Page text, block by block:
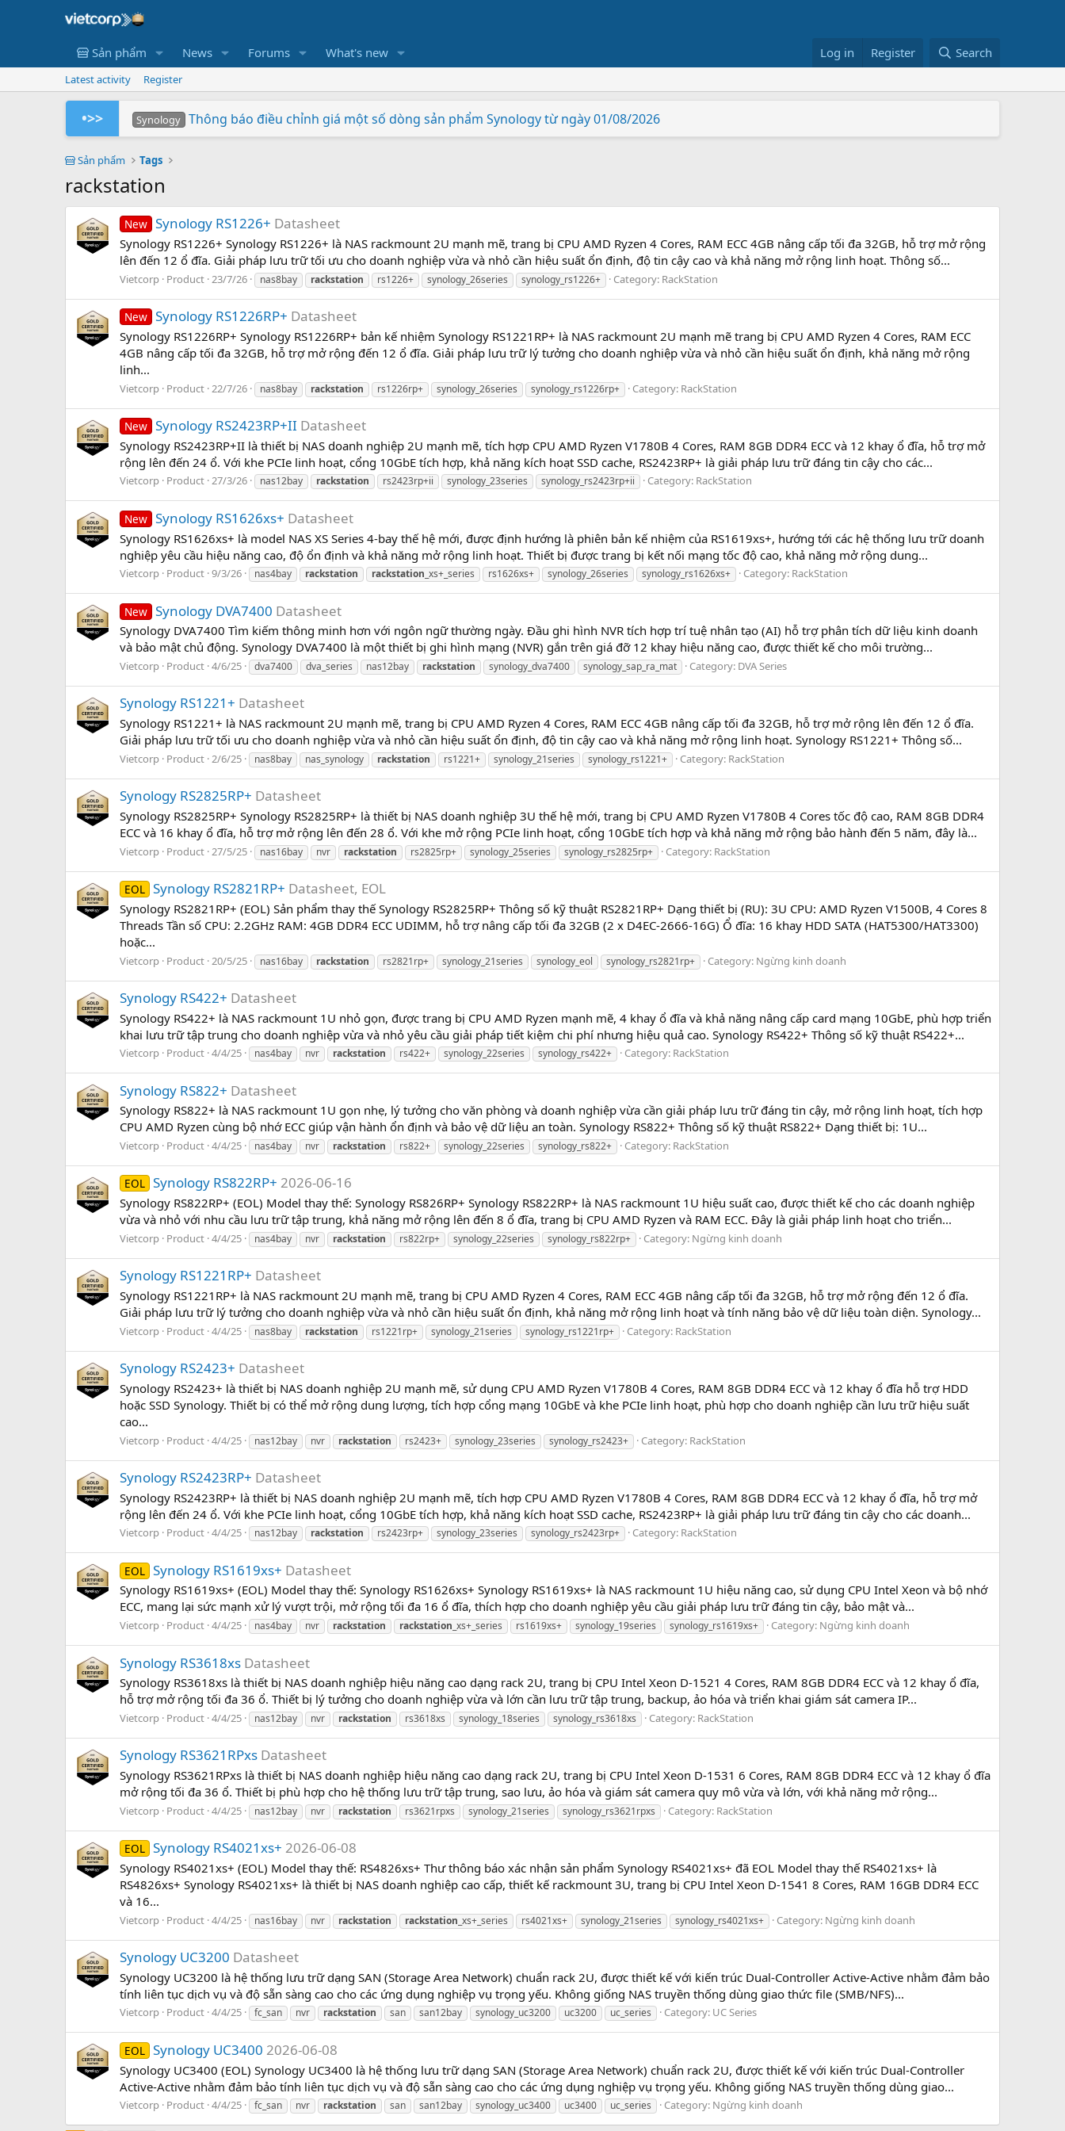
Sản phẩm News Forums What's new Log in Register Search
Latest activity Register
•>>
Tuần Lễ 0 Đồng Lợi Nhuận
Synology Thông báo điều chỉnh giá một số dòng sản phẩm Synology từ ngày 01/08/2026
Synology
Synology
Vietcorp
Vietcorp
Sản phẩm Tags
rackstation
New Synology RS1226+ Datasheet
Synology RS1226+ Synology RS1226+ là NAS rackmount 2U mạnh mẽ, trang bị CPU AMD Ryzen 4 Cores, RAM ECC 4GB nâng cấp tối đa 32GB, hỗ trợ mở rộng
lên đến 12 ổ đĩa. Giải pháp lưu trữ tối ưu cho doanh nghiệp vừa và nhỏ cần hiệu suất ổn định, độ tin cậy cao và khả năng mở rộng linh hoạt. Thông số...
Vietcorp Product 23/7/26 nas8bay rackstation rs1226+ synology_26series synology_rs1226+ Category: RackStation
New Synology RS1226RP+ Datasheet
Synology RS1226RP+ Synology RS1226RP+ bản kế nhiệm Synology RS1221RP+ là NAS rackmount 2U mạnh mẽ trang bị CPU AMD Ryzen 4 Cores, RAM ECC
4GB nâng cấp tối đa 32GB, hỗ trợ mở rộng đến 12 ổ đĩa. Giải pháp lưu trữ lý tưởng cho doanh nghiệp vừa và nhỏ cần hiệu suất ổn định, khả năng mở rộng
linh...
Vietcorp Product 22/7/26 nas8bay rackstation rs1226rp+ synology_26series synology_rs1226rp+ Category: RackStation
New Synology RS2423RP+II Datasheet
Synology RS2423RP+II là thiết bị NAS doanh nghiệp 2U mạnh mẽ, tích hợp CPU AMD Ryzen V1780B 4 Cores, RAM 8GB DDR4 ECC và 12 khay ổ đĩa, hỗ trợ mở
rộng lên đến 24 ổ. Với khe PCIe linh hoạt, cổng 10GbE tích hợp, khả năng kích hoạt SSD cache, RS2423RP+ là giải pháp lưu trữ đáng tin cậy cho các...
Vietcorp Product 27/3/26 nas12bay rackstation rs2423rp+ii synology_23series synology_rs2423rp+ii Category: RackStation
New Synology RS1626xs+ Datasheet
Synology RS1626xs+ là model NAS XS Series 4-bay thế hệ mới, được định hướng là phiên bản kế nhiệm của RS1619xs+, hướng tới các hệ thống lưu trữ doanh
nghiệp yêu cầu hiệu năng cao, độ ổn định và khả năng mở rộng linh hoạt. Thiết bị được trang bị kết nối mạng tốc độ cao, khả năng mở rộng dung...
Vietcorp Product 9/3/26 nas4bay rackstation rackstation _xs+_series rs1626xs+ synology_26series synology_rs1626xs+ Category: RackStation
New Synology DVA7400 Datasheet
Synology DVA7400 Tìm kiếm thông minh hơn với ngôn ngữ thường ngày. Đầu ghi hình NVR tích hợp trí tuệ nhân tạo (AI) hỗ trợ phân tích dữ liệu kinh doanh
và bảo mật chủ động. Synology DVA7400 là một thiết bị ghi hình mạng (NVR) gắn trên giá đỡ 12 khay hiệu năng cao, được thiết kế cho môi trường...
Vietcorp Product 4/6/25 dva7400 dva_series nas12bay rackstation synology_dva7400 synology_sap_ra_mat Category: DVA Series
Synology RS1221+ Datasheet
Synology RS1221+ là NAS rackmount 2U mạnh mẽ, trang bị CPU AMD Ryzen 4 Cores, RAM ECC 4GB nâng cấp tối đa 32GB, hỗ trợ mở rộng lên đến 12 ổ đĩa.
Giải pháp lưu trữ tối ưu cho doanh nghiệp vừa và nhỏ cần hiệu suất ổn định, độ tin cậy cao và khả năng mở rộng linh hoạt. Synology RS1221+ Thông số...
Vietcorp Product 2/6/25 nas8bay nas_synology rackstation rs1221+ synology_21series synology_rs1221+ Category: RackStation
Synology RS2825RP+ Datasheet
Synology RS2825RP+ Synology RS2825RP+ là thiết bị NAS doanh nghiệp 3U thế hệ mới, trang bị CPU AMD Ryzen V1780B 4 Cores tốc độ cao, RAM 8GB DDR4
ECC và 16 khay ổ đĩa, hỗ trợ mở rộng lên đến 28 ổ. Với khe mở rộng PCIe linh hoạt, cổng 10GbE tích hợp và khả năng mở rộng bảo hành đến 5 năm, đây là...
Vietcorp Product 27/5/25 nas16bay nvr rackstation rs2825rp+ synology_25series synology_rs2825rp+ Category: RackStation
EOL Synology RS2821RP+ Datasheet, EOL
Synology RS2821RP+ (EOL) Sản phẩm thay thế Synology RS2825RP+ Thông số kỹ thuật RS2821RP+ Dạng thiết bị (RU): 3U CPU: AMD Ryzen V1500B, 4 Cores 8
Threads Tần số CPU: 2.2GHz RAM: 4GB DDR4 ECC UDIMM, hỗ trợ nâng cấp tối đa 32GB (2 x D4EC-2666-16G) Ổ đĩa: 16 khay HDD SATA (HAT5300/HAT3300)
hoặc...
Vietcorp Product 20/5/25 nas16bay rackstation rs2821rp+ synology_21series synology_eol synology_rs2821rp+ Category: Ngừng kinh doanh
Synology RS422+ Datasheet
Synology RS422+ là NAS rackmount 1U nhỏ gọn, được trang bị CPU AMD Ryzen mạnh mẽ, 4 khay ổ đĩa và khả năng nâng cấp card mạng 10GbE, phù hợp triển
khai lưu trữ tập trung cho doanh nghiệp vừa và nhỏ yêu cầu giải pháp tiết kiệm chi phí nhưng hiệu quả cao. Synology RS422+ Thông số kỹ thuật RS422+...
Vietcorp Product 4/4/25 nas4bay nvr rackstation rs422+ synology_22series synology_rs422+ Category: RackStation
Synology RS822+ Datasheet
Synology RS822+ là NAS rackmount 1U gọn nhẹ, lý tưởng cho văn phòng và doanh nghiệp vừa cần giải pháp lưu trữ đáng tin cậy, mở rộng linh hoạt, tích hợp
CPU AMD Ryzen cùng bộ nhớ ECC giúp vận hành ổn định và bảo vệ dữ liệu an toàn. Synology RS822+ Thông số kỹ thuật RS822+ Dạng thiết bị: 1U...
Vietcorp Product 4/4/25 nas4bay nvr rackstation rs822+ synology_22series synology_rs822+ Category: RackStation
EOL Synology RS822RP+ 2026-06-16
Synology RS822RP+ (EOL) Model thay thế: Synology RS826RP+ Synology RS822RP+ là NAS rackmount 1U hiệu suất cao, được thiết kế cho các doanh nghiệp
vừa và nhỏ với nhu cầu lưu trữ tập trung, khả năng mở rộng lên đến 8 ổ đĩa, trang bị CPU AMD Ryzen và RAM ECC. Đây là giải pháp linh hoạt cho triển...
Vietcorp Product 4/4/25 nas4bay nvr rackstation rs822rp+ synology_22series synology_rs822rp+ Category: Ngừng kinh doanh
Synology RS1221RP+ Datasheet
Synology RS1221RP+ là NAS rackmount 2U mạnh mẽ, trang bị CPU AMD Ryzen 4 Cores, RAM ECC 4GB nâng cấp tối đa 32GB, hỗ trợ mở rộng đến 12 ổ đĩa.
Giải pháp lưu trữ lý tưởng cho doanh nghiệp vừa và nhỏ cần hiệu suất ổn định, khả năng mở rộng linh hoạt và tính năng bảo vệ dữ liệu toàn diện. Synology...
Vietcorp Product 4/4/25 nas8bay rackstation rs1221rp+ synology_21series synology_rs1221rp+ Category: RackStation
Synology RS2423+ Datasheet
Synology RS2423+ là thiết bị NAS doanh nghiệp 2U mạnh mẽ, sử dụng CPU AMD Ryzen V1780B 4 Cores, RAM 8GB DDR4 ECC và 12 khay ổ đĩa hỗ trợ HDD
hoặc SSD Synology. Thiết bị có thể mở rộng dung lượng, tích hợp cổng mạng 10GbE và khe PCIe linh hoạt, phù hợp cho doanh nghiệp cần lưu trữ hiệu suất
cao...
Vietcorp Product 4/4/25 nas12bay nvr rackstation rs2423+ synology_23series synology_rs2423+ Category: RackStation
Synology RS2423RP+ Datasheet
Synology RS2423RP+ là thiết bị NAS doanh nghiệp 2U mạnh mẽ, tích hợp CPU AMD Ryzen V1780B 4 Cores, RAM 8GB DDR4 ECC và 12 khay ổ đĩa, hỗ trợ mở
rộng lên đến 24 ổ. Với khe PCIe linh hoạt, cổng 10GbE tích hợp, khả năng kích hoạt SSD cache, RS2423RP+ là giải pháp lưu trữ đáng tin cậy cho các doanh...
Vietcorp Product 4/4/25 nas12bay rackstation rs2423rp+ synology_23series synology_rs2423rp+ Category: RackStation
EOL Synology RS1619xs+ Datasheet
Synology RS1619xs+ (EOL) Model thay thế: Synology RS1626xs+ Synology RS1619xs+ là NAS rackmount 1U hiệu năng cao, sử dụng CPU Intel Xeon và bộ nhớ
ECC, mang lại sức mạnh xử lý vượt trội, mở rộng tối đa 16 ổ đĩa, thích hợp cho doanh nghiệp yêu cầu giải pháp lưu trữ đáng tin cậy, bảo mật và...
Vietcorp Product 4/4/25 nas4bay nvr rackstation rackstation _xs+_series rs1619xs+ synology_19series synology_rs1619xs+ Category: Ngừng kinh doanh
Synology RS3618xs Datasheet
Synology RS3618xs là thiết bị NAS doanh nghiệp hiệu năng cao dạng rack 2U, trang bị CPU Intel Xeon D-1521 4 Cores, RAM 8GB DDR4 ECC và 12 khay ổ đĩa,
hỗ trợ mở rộng tối đa 36 ổ. Thiết bị lý tưởng cho doanh nghiệp vừa và lớn cần lưu trữ tập trung, backup, ảo hóa và triển khai giám sát camera IP...
Vietcorp Product 4/4/25 nas12bay nvr rackstation rs3618xs synology_18series synology_rs3618xs Category: RackStation
Synology RS3621RPxs Datasheet
Synology RS3621RPxs là thiết bị NAS doanh nghiệp hiệu năng cao dạng rack 2U, trang bị CPU Intel Xeon D-1531 6 Cores, RAM 8GB DDR4 ECC và 12 khay ổ đĩa
mở rộng tối đa 36 ổ. Thiết bị phù hợp cho hệ thống lưu trữ tập trung, sao lưu, ảo hóa và giám sát camera quy mô vừa và lớn, với khả năng mở rộng...
Vietcorp Product 4/4/25 nas12bay nvr rackstation rs3621rpxs synology_21series synology_rs3621rpxs Category: RackStation
EOL Synology RS4021xs+ 2026-06-08
Synology RS4021xs+ (EOL) Model thay thế: RS4826xs+ Thư thông báo xác nhận sản phẩm Synology RS4021xs+ đã EOL Model thay thế RS4021xs+ là
RS4826xs+ Synology RS4021xs+ là thiết bị NAS doanh nghiệp cao cấp, thiết kế rackmount 3U, trang bị CPU Intel Xeon D-1541 8 Cores, RAM 16GB DDR4 ECC
và 16...
Vietcorp Product 4/4/25 nas16bay nvr rackstation rackstation _xs+_series rs4021xs+ synology_21series synology_rs4021xs+ Category: Ngừng kinh doanh
Synology UC3200 Datasheet
Synology UC3200 là hệ thống lưu trữ dạng SAN (Storage Area Network) chuẩn rack 2U, được thiết kế với kiến trúc Dual-Controller Active-Active nhằm đảm bảo
tính liên tục dịch vụ và độ sẵn sàng cao cho các ứng dụng nghiệp vụ trọng yếu. Không giống NAS truyền thống dùng giao thức file (SMB/NFS)...
Vietcorp Product 4/4/25 fc_san nvr rackstation san san12bay synology_uc3200 uc3200 uc_series Category: UC Series
EOL Synology UC3400 2026-06-08
Synology UC3400 (EOL) Synology UC3400 là hệ thống lưu trữ dạng SAN (Storage Area Network) chuẩn rack 2U, được thiết kế với kiến trúc Dual-Controller
Active-Active nhằm đảm bảo tính liên tục dịch vụ và độ sẵn sàng cao cho các ứng dụng nghiệp vụ trọng yếu. Không giống NAS truyền thống dùng giao...
Vietcorp Product 4/4/25 fc_san nvr rackstation san san12bay synology_uc3400 uc3400 uc_series Category: Ngừng kinh doanh